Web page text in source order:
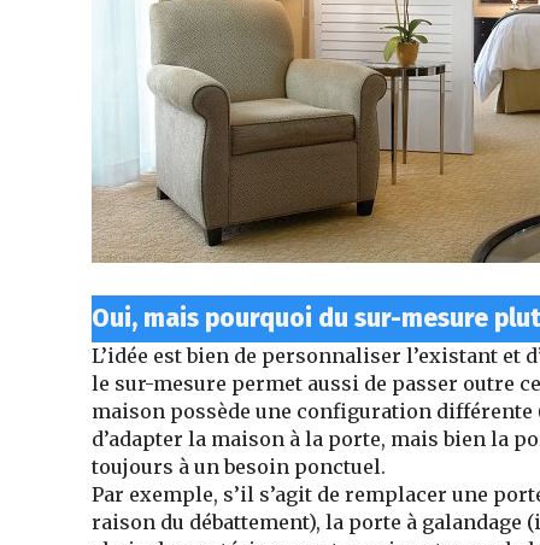
Oui, mais pourquoi du sur-mesure
L’idée est bien de personnaliser l’existant et
le sur-mesure permet aussi de passer outre
maison possède une configuration
d’adapter la maison à la porte, mais bien la
toujours à un besoin ponctuel.
Par exemple, s’il s’agit de remplacer une
raison du débattement), la porte à galandage